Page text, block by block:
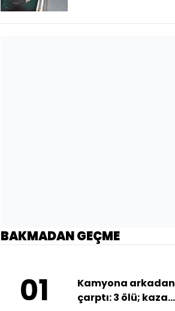
BAKMADAN GEÇME
01
Kamyona arkadan
çarptı: 3 ölü; kaza